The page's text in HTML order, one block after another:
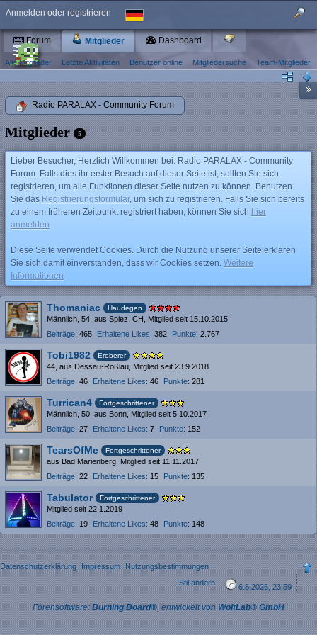
Anmelden oder registrieren
Forum Mitglieder Dashboard
Alle Mitglieder Letzte Aktivitäten Benutzer online Mitgliedersuche Team-Mitglieder
Radio PARALAX - Community Forum
Mitglieder 5
Lieber Besucher, Herzlich Willkommen bei: Radio PARALAX - Community
Forum. Falls dies ihr erster Besuch auf dieser Seite ist, sollten Sie sich
registrieren, um alle Funktionen dieser Seite nutzen zu können. Benutzen
Sie das Registrierungsformular, um sich zu registrieren. Falls Sie sich bereits
zu einem früheren Zeitpunkt registriert haben, können Sie sich hier
anmelden.
Diese Seite verwendet Cookies. Durch die Nutzung unserer Seite erklären
Sie sich damit einverstanden, dass wir Cookies setzen. Weitere
Informationen
Thomaniac Haudegen
Männlich 54 aus Spiez, CH
Mitglied seit 15.10.2015
Beiträge 465 Erhaltene Likes 382 Punkte 2.767
Tobi1982 Eroberer
44 aus Dessau-Roßlau Mitglied seit 23.9.2018
Beiträge 46 Erhaltene Likes 46 Punkte 281
Turrican4 Fortgeschrittener
Männlich 50 aus Bonn Mitglied seit 5.10.2017
Beiträge 27 Erhaltene Likes 7 Punkte 152
TearsOfMe Fortgeschrittener
aus Bad Marienberg Mitglied seit 11.11.2017
Beiträge 22 Erhaltene Likes 15 Punkte 135
Tabulator Fortgeschrittener
Mitglied seit 22.1.2019
Beiträge 19 Erhaltene Likes 48 Punkte 148
Datenschutzerklärung Impressum Nutzungsbestimmungen
6.8.2026, 23:59
Stil ändern
Forensoftware:Burning Board®, entwickelt vonWoltLab® GmbH